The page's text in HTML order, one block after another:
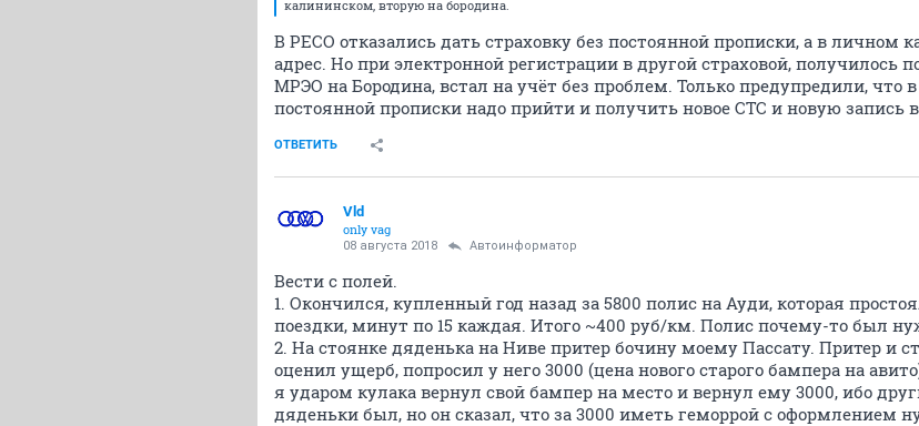
калининском, вторую на бородина.
В РЕСО отказались дать страховку без постоянной прописки, а в личном
адрес. Но при электронной регистрации в другой страховой, получилось
МРЭО на Бородина, встал на учёт без проблем. Только предупредили, что
постоянной прописки надо прийти и получить новое СТС и новую запись
ОТВЕТИТЬ
Vld
only vag
08 августа 2018 Автоинформатор
Вести с полей.
1. Окончился, купленный год назад за 5800 полис на Ауди, которая
поездки, минут по 15 каждая. Итого ~400 руб/км. Полис почему-то был
2. На стоянке дяденька на Ниве притер бочину моему Пассату. Притер и
оценил ущерб, попросил у него 3000 (цена нового старого бампера на
я ударом кулака вернул свой бампер на место и вернул ему 3000, ибо
дяденьки был, но он сказал, что за 3000 иметь геморрой с оформлением